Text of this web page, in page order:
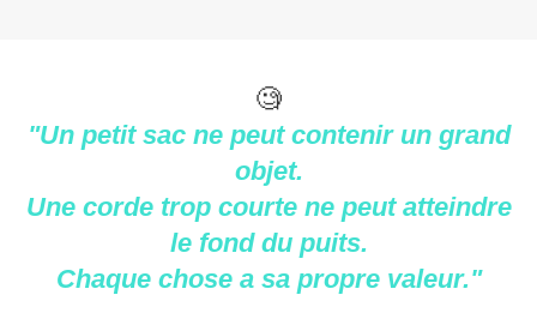
🧐
"Un petit sac ne peut contenir un grand
objet.
Une corde trop courte ne peut atteindre
le fond du puits.
Chaque chose a sa propre valeur."